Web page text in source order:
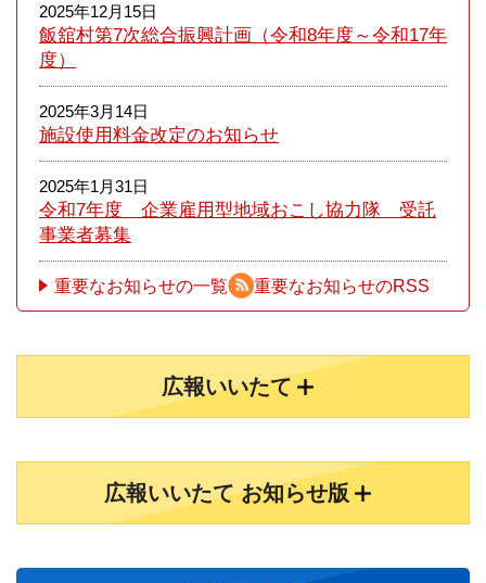
2025年12月15日
飯舘村第7次総合振興計画（令和8年度～令和17年
度）
2025年3月14日
施設使用料金改定のお知らせ
2025年1月31日
令和7年度 企業雇用型地域おこし協力隊 受託
事業者募集
重要なお知らせの一覧 重要なお知らせのRSS
広報いいたて
広報いいたて お知らせ版